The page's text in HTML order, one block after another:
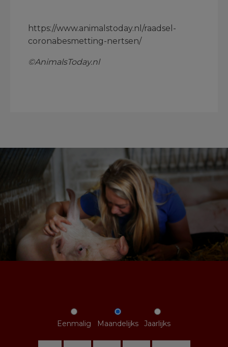
https://www.animalstoday.nl/raadsel-
coronabesmetting-nertsen/
©AnimalsToday.nl
Eenmalig Maandelijks Jaarlijks